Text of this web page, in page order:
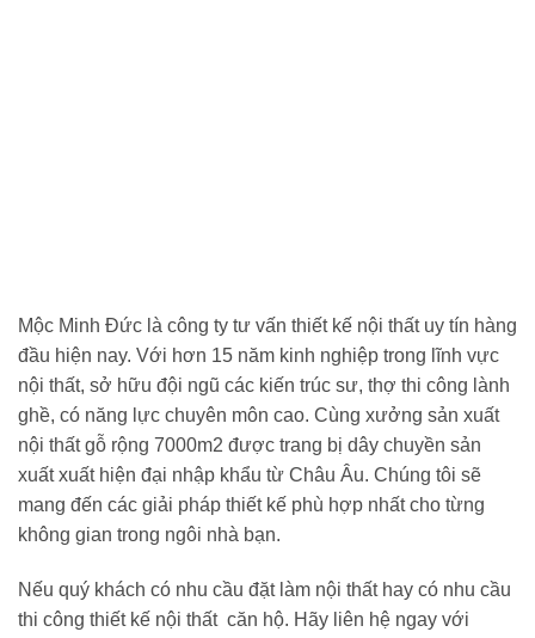
Mộc Minh Đức là công ty tư vấn thiết kế nội thất uy tín hàng
đầu hiện nay. Với hơn 15 năm kinh nghiệp trong lĩnh vực
nội thất, sở hữu đội ngũ các kiến trúc sư, thợ thi công lành
ghề, có năng lực chuyên môn cao. Cùng xưởng sản xuất
nội thất gỗ rộng 7000m2 được trang bị dây chuyền sản
xuất xuất hiện đại nhập khẩu từ Châu Âu. Chúng tôi sẽ
mang đến các giải pháp thiết kế phù hợp nhất cho từng
không gian trong ngôi nhà bạn.
Nếu quý khách có nhu cầu đặt làm nội thất hay có nhu cầu
thi công thiết kế nội thất căn hộ. Hãy liên hệ ngay với